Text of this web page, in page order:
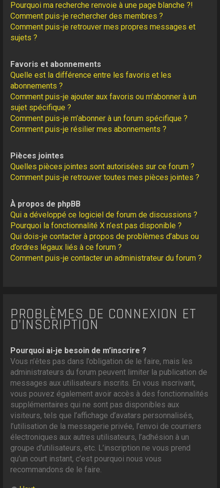
Pourquoi ma recherche renvoie à une page blanche ?!
Comment puis-je rechercher des membres ?
Comment puis-je retrouver mes propres messages et
sujets ?
Favoris et abonnements
Quelle est la différence entre les favoris et les
abonnements ?
Comment puis-je ajouter aux favoris ou m’abonner à un
sujet spécifique ?
Comment puis-je m’abonner à un forum spécifique ?
Comment puis-je résilier mes abonnements ?
Pièces jointes
Quelles pièces jointes sont autorisées sur ce forum ?
Comment puis-je retrouver toutes mes pièces jointes ?
À propos de phpBB
Qui a développé ce logiciel de forum de discussions ?
Pourquoi la fonctionnalité X n’est pas disponible ?
Qui dois-je contacter à propos de problèmes d’abus ou
d’ordres légaux liés à ce forum ?
Comment puis-je contacter un administrateur du forum ?
PROBLÈMES DE CONNEXION ET
D’INSCRIPTION
Pourquoi ai-je besoin de m’inscrire ?
Vous n’êtes pas dans l’obligation de le faire, mais les
administrateurs du forum peuvent limiter la publication de
messages aux utilisateurs inscrits. En vous inscrivant,
vous pouvez également avoir accès à des fonctionnalités
supplémentaires qui ne sont pas disponibles aux
visiteurs, tels que l’affichage d’avatars personnalisés,
l’utilisation de la messagerie privée, l’envoi de courriers
électroniques aux autres utilisateurs, l’adhésion à un
groupe d’utilisateurs, etc. L’inscription ne vous prend
qu’un court instant, c’est pourquoi nous vous
recommandons de le faire.